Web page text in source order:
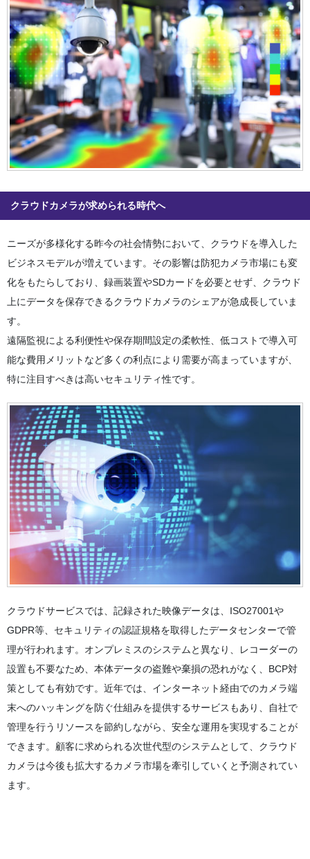
クラウドカメラが求められる時代へ
ニーズが多様化する昨今の社会情勢において、クラウドを導入した
ビジネスモデルが増えています。その影響は防犯カメラ市場にも変
化をもたらしており、録画装置やSDカードを必要とせず、クラウド
上にデータを保存できるクラウドカメラのシェアが急成長していま
す。
遠隔監視による利便性や保存期間設定の柔軟性、低コストで導入可
能な費用メリットなど多くの利点により需要が高まっていますが、
特に注目すべきは高いセキュリティ性です。
クラウドサービスでは、記録された映像データは、ISO27001や
GDPR等、セキュリティの認証規格を取得したデータセンターで管
理が行われます。オンプレミスのシステムと異なり、レコーダーの
設置も不要なため、本体データの盗難や棄損の恐れがなく、BCP対
策としても有効です。近年では、インターネット経由でのカメラ端
末へのハッキングを防ぐ仕組みを提供するサービスもあり、自社で
管理を行うリソースを節約しながら、安全な運用を実現することが
できます。顧客に求められる次世代型のシステムとして、クラウド
カメラは今後も拡大するカメラ市場を牽引していくと予測されてい
ます。